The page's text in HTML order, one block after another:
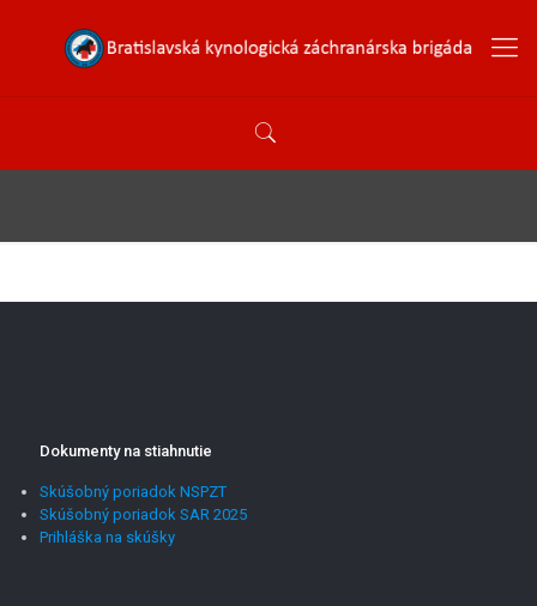
Dokumenty na stiahnutie
Skúšobný poriadok NSPZT
Skúšobný poriadok SAR 2025
Prihláška na skúšky